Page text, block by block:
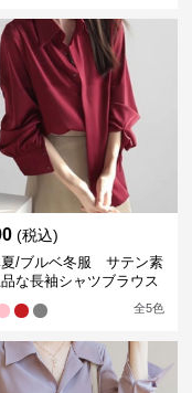
(税込)
夏/ブルベ冬服 サテン素
な長袖シャツブラウス
全5色